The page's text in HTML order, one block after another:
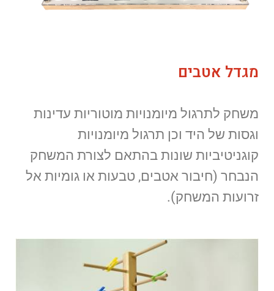
מגדל אטבים
משחק לתרגול מיומנויות מוטוריות עדינות
וגסות של היד וכן תרגול מיומנויות
קוגניטיביות שונות בהתאם לצורת המשחק
הנבחר (חיבור אטבים, טבעות או גומיות אל
זרועות המשחק).